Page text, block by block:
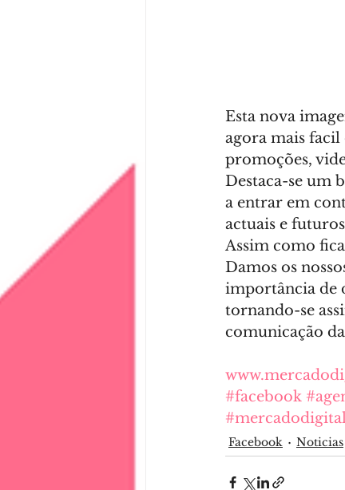
Esta nova
agora mais facil
promoções,
Destaca-se um
a entrar em
actuais e
Assim como
Damos os
importância de
tornando-se
comunicação
#facebook
Facebook Noticias